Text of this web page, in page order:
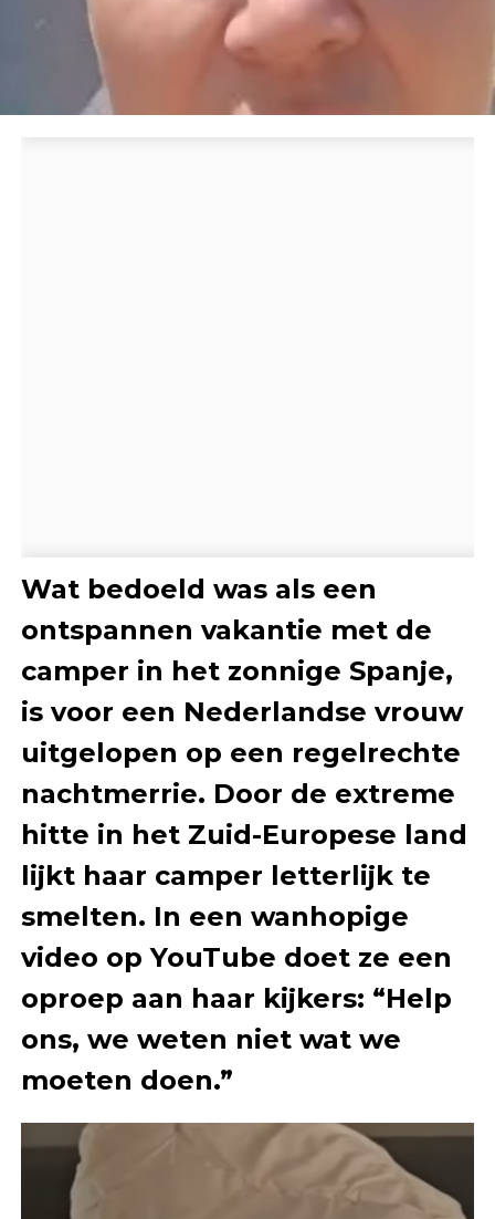
Wat bedoeld was als een
ontspannen vakantie met de
camper in het zonnige Spanje,
is voor een Nederlandse vrouw
uitgelopen op een regelrechte
nachtmerrie. Door de extreme
hitte in het Zuid-Europese land
lijkt haar camper letterlijk te
smelten. In een wanhopige
video op YouTube doet ze een
oproep aan haar kijkers: “Help
ons, we weten niet wat we
moeten doen.”